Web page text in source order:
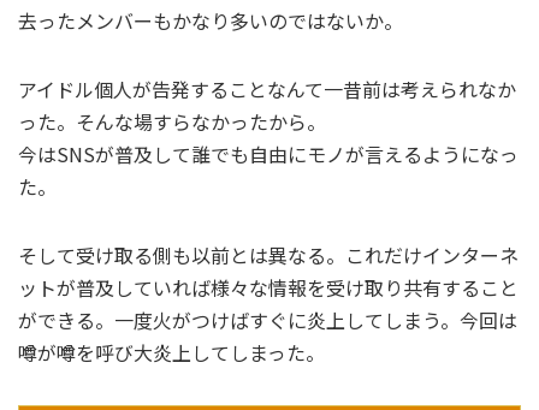
去ったメンバーもかなり多いのではないか。
アイドル個人が告発することなんて一昔前は考えられなか
った。そんな場すらなかったから。
今はSNSが普及して誰でも自由にモノが言えるようになっ
た。
そして受け取る側も以前とは異なる。これだけインターネ
ットが普及していれば様々な情報を受け取り共有すること
ができる。一度火がつけばすぐに炎上してしまう。今回は
噂が噂を呼び大炎上してしまった。